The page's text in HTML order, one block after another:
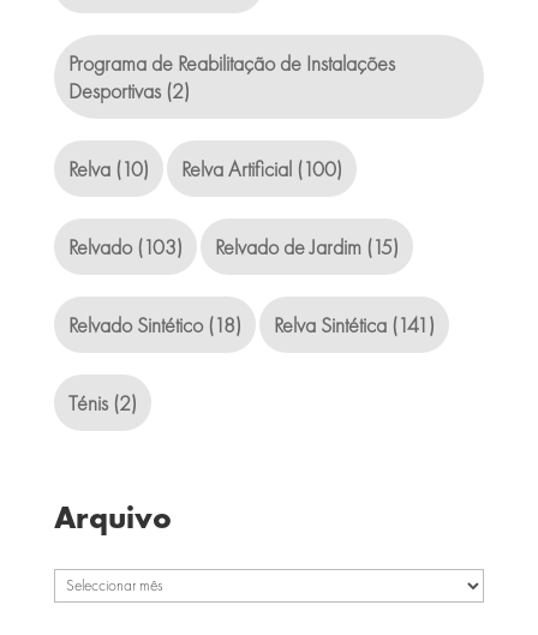
Programa de Reabilitação de Instalações
Desportivas(2)
Relva(10) Relva Artificial(100)
Relvado(103) Relvado de Jardim(15)
Relvado Sintético(18) Relva Sintética(141)
Ténis(2)
Arquivo
Arquivo